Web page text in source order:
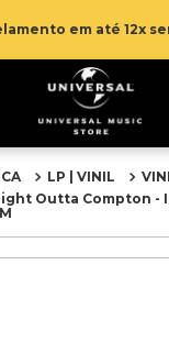
em até 12x
LP | VINIL
Outta Compton -